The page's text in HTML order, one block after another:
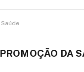
PROMOÇÃO DA